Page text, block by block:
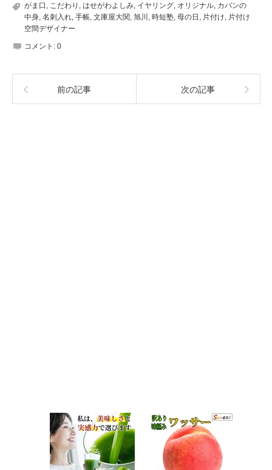
がま口 こだわり はせがわよしみ イヤリング オリジナル カバンの
中身 名刺入れ 手帳 文庫屋大関 旭川 時短塾 母の日 片付け
片付け
空間デザイナー
コメント: 0
前の記事 次の記事